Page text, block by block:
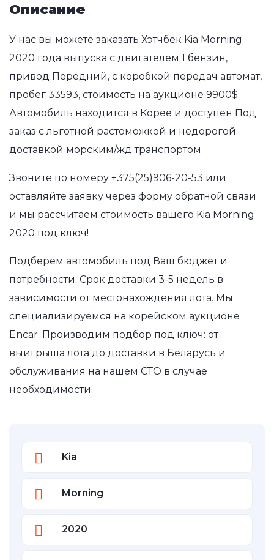
Описание
У нас вы можете заказать Хэтчбек Kia Morning
2020 года выпуска с двигателем 1 бензин,
привод Передний, с коробкой передач автомат,
пробег 33593, стоимость на аукционе 9900$.
Автомобиль находится в Корее и доступен Под
заказ с льготной растоможкой и недорогой
доставкой морским/жд транспортом.
Звоните по номеру +375(25)906-20-53 или
оставляйте заявку через форму обратной связи
и мы рассчитаем стоимость вашего Kia Morning
2020 под ключ!
Подберем автомобиль под Ваш бюджет и
потребности. Срок доставки 3-5 недель в
зависимости от местонахождения лота. Мы
специализируемся на корейском аукционе
Encar. Производим подбор под ключ: от
выигрыша лота до доставки в Беларусь и
обслуживания на нашем СТО в случае
необходимости.
Kia
Morning
2020